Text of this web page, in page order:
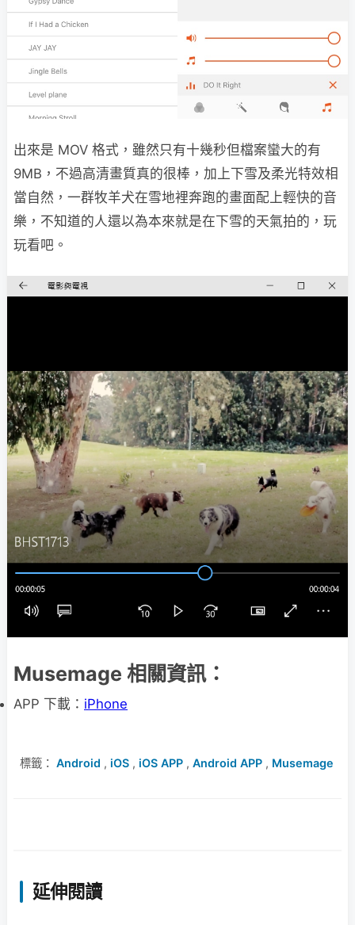
出來是 MOV 格式，雖然只有十幾秒但檔案蠻大的有
9MB，不過高清畫質真的很棒，加上下雪及柔光特效相
當自然，一群牧羊犬在雪地裡奔跑的畫面配上輕快的音
樂，不知道的人還以為本來就是在下雪的天氣拍的，玩
玩看吧。
Musemage 相關資訊：
APP 下載： iPhone
標籤： Android , iOS , iOS APP , Android APP , Musemage
延伸閱讀